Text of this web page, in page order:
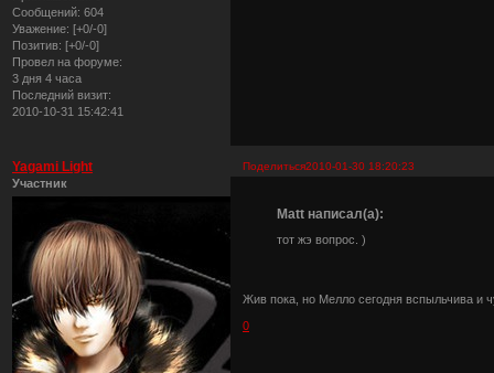
Сообщений: 604
Уважение: [+0/-0]
Позитив: [+0/-0]
Провел на форуме:
3 дня 4 часа
Последний визит:
2010-10-31 15:42:41
Поделиться2010-01-30 18:20:23
Yagami Light
Участник
Matt написал(а):
тот жэ вопрос. )
Жив пока, но Мелло сегодня вспыльчива и
0